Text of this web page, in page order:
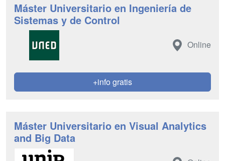
Máster Universitario en Ingeniería de
Sistemas y de Control
Online
+info gratis
Máster Universitario en Visual Analytics
and Big Data